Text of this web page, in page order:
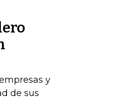
y
de sus